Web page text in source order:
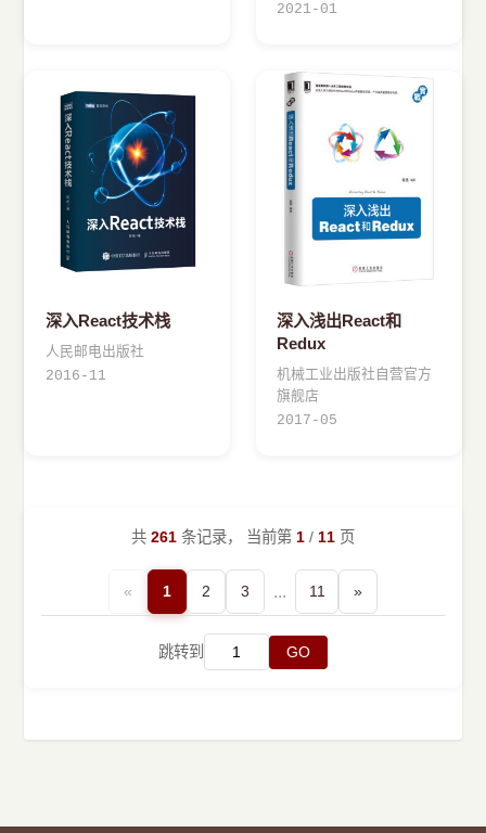
2021-01
深入React技术栈
人民邮电出版社
2016-11
深入浅出React和
Redux
机械工业出版社自营官方
旗舰店
2017-05
共 261 条记录， 当前第 1 / 11 页
« 1 2 3 ... 11 »
跳转到 GO